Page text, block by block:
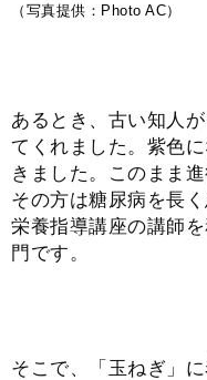
（写真提供：Photo AC）
あるとき、古い知人
てくれました。紫色
きました。このまま
その方は糖尿病を長
栄養指導講座の講師
門です。
そこで、「玉ねぎ」に